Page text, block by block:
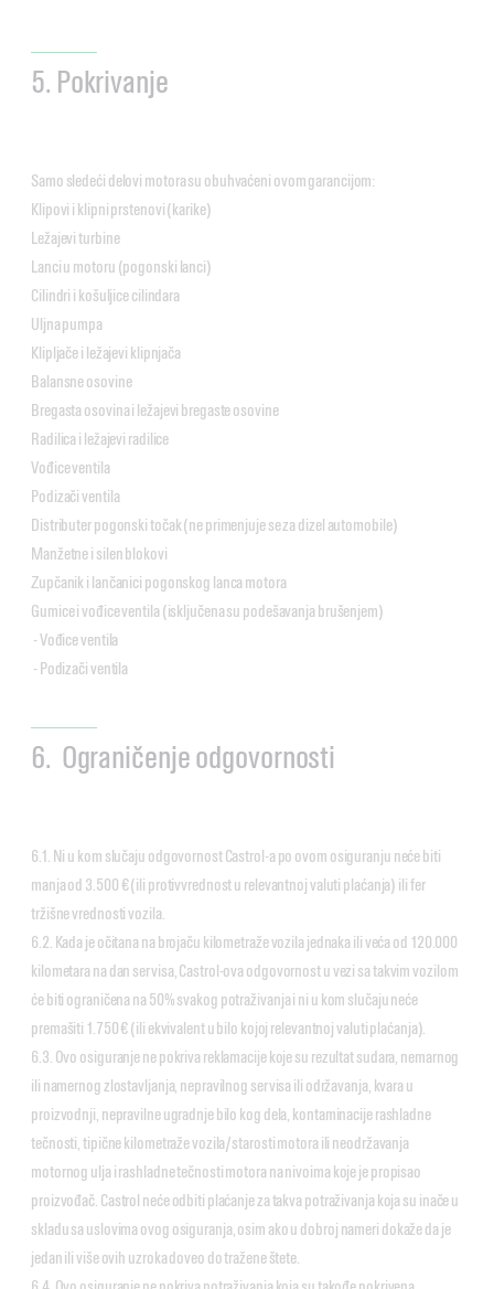
5. Pokrivanje
Samo sledeći delovi motora su obuhvaćeni ovom garancijom:
Klipovi i klipni prstenovi (karike)
Ležajevi turbine
Lanci u motoru (pogonski lanci)
Cilindri i košuljice cilindara
Uljna pumpa
Klipljače i ležajevi klipnjača
Balansne osovine
Bregasta osovina i ležajevi bregaste osovine
Radilica i ležajevi radilice
Vođice ventila
Podizači ventila
Distributer pogonski točak (ne primenjuje se za dizel automobile)
Manžetne i silen blokovi
Zupčanik i lančanici pogonskog lanca motora
Gumice i vođice ventila (isključena su podešavanja brušenjem)
- Vođice ventila
- Podizači ventila
6. Ograničenje odgovornosti
6.1. Ni u kom slučaju odgovornost Castrol-a po ovom osiguranju neće biti
manja od 3.500 € (ili protivvrednost u relevantnoj valuti plaćanja) ili fer
tržišne vrednosti vozila.
6.2. Kada je očitana na brojaču kilometraže vozila jednaka ili veća od 120.000
kilometara na dan servisa, Castrol-ova odgovornost u vezi sa takvim vozilom
će biti ograničena na 50% svakog potraživanja i ni u kom slučaju neće
premašiti 1.750 € (ili ekvivalent u bilo kojoj relevantnoj valuti plaćanja).
6.3. Ovo osiguranje ne pokriva reklamacije koje su rezultat sudara, nemarnog
ili namernog zlostavljanja, nepravilnog servisa ili održavanja, kvara u
proizvodnji, nepravilne ugradnje bilo kog dela, kontaminacije rashladne
tečnosti, tipične kilometraže vozila/starosti motora ili neodržavanja
motornog ulja i rashladne tečnosti motora na nivoima koje je propisao
proizvođač. Castrol neće odbiti plaćanje za takva potraživanja koja su inače u
skladu sa uslovima ovog osiguranja, osim ako u dobroj nameri dokaže da je
jedan ili više ovih uzroka doveo do tražene štete.